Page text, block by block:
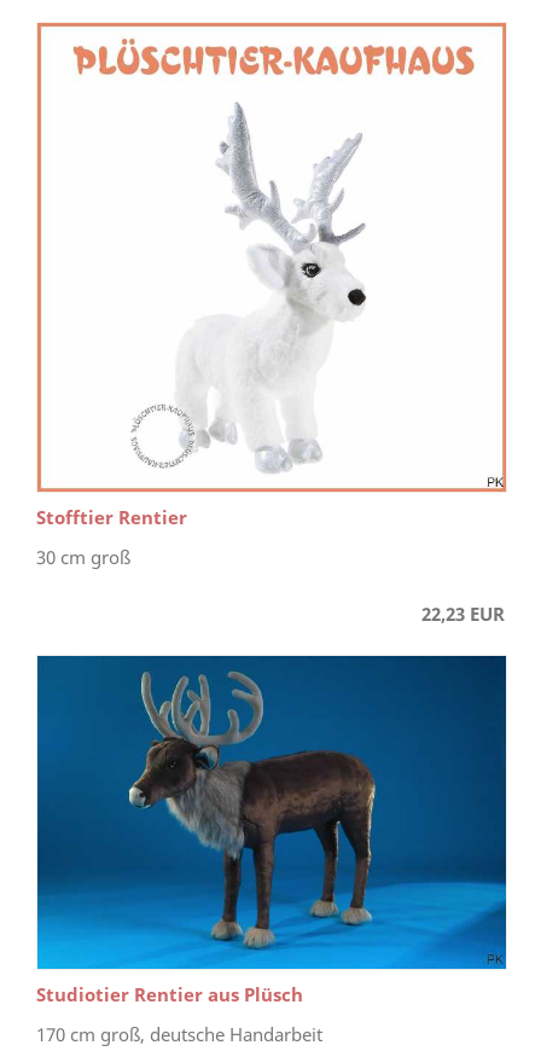
Stofftier Rentier
30 cm groß
22,23 EUR
Studiotier Rentier aus Plüsch
170 cm groß, deutsche Handarbeit